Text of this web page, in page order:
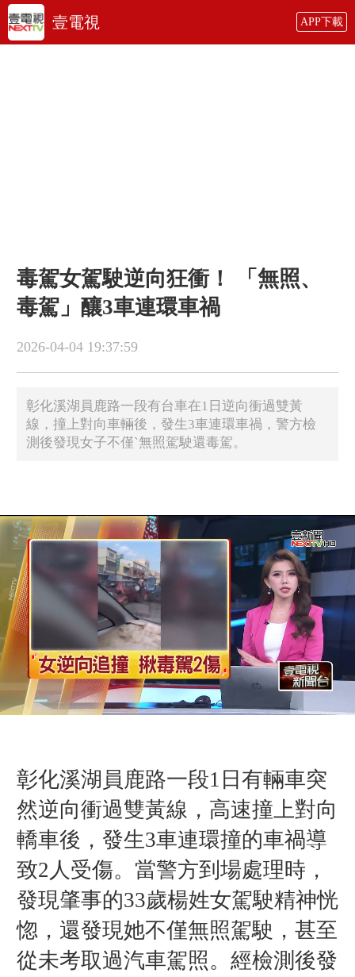
壹電視 APP下載
毒駕女駕駛逆向狂衝！ 「無照、
毒駕」釀3車連環車禍
2026-04-04 19:37:59
彰化溪湖員鹿路一段有台車在1日逆向衝過雙黃
線，撞上對向車輛後，發生3車連環車禍，警方檢
測後發現女子不僅ˋ無照駕駛還毒駕。
彰化溪湖員鹿路一段1日有輛車突
然逆向衝過雙黃線，高速撞上對向
轎車後，發生3車連環撞的車禍導
致2人受傷。當警方到場處理時，
發現肇事的33歲楊姓女駕駛精神恍
惚，還發現她不僅無照駕駛，甚至
從未考取過汽車駕照。經檢測後發